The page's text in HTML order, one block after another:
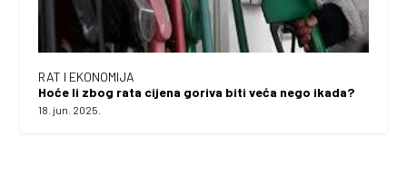
RAT I EKONOMIJA
Hoće li zbog rata cijena goriva biti veća nego ikada?
18. jun. 2025.